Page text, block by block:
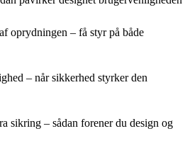
oprydningen – få styr på både
– når sikkerhed styrker den
sikring – sådan forener du design og